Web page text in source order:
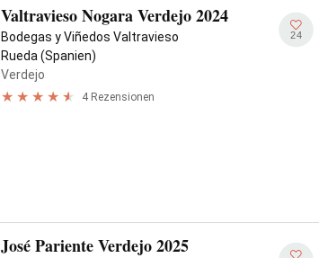
Valtravieso Nogara Verdejo 2024
Bodegas y Viñedos Valtravieso
Rueda (Spanien)
Verdejo
4 Rezensionen
24
José Pariente Verdejo 2025